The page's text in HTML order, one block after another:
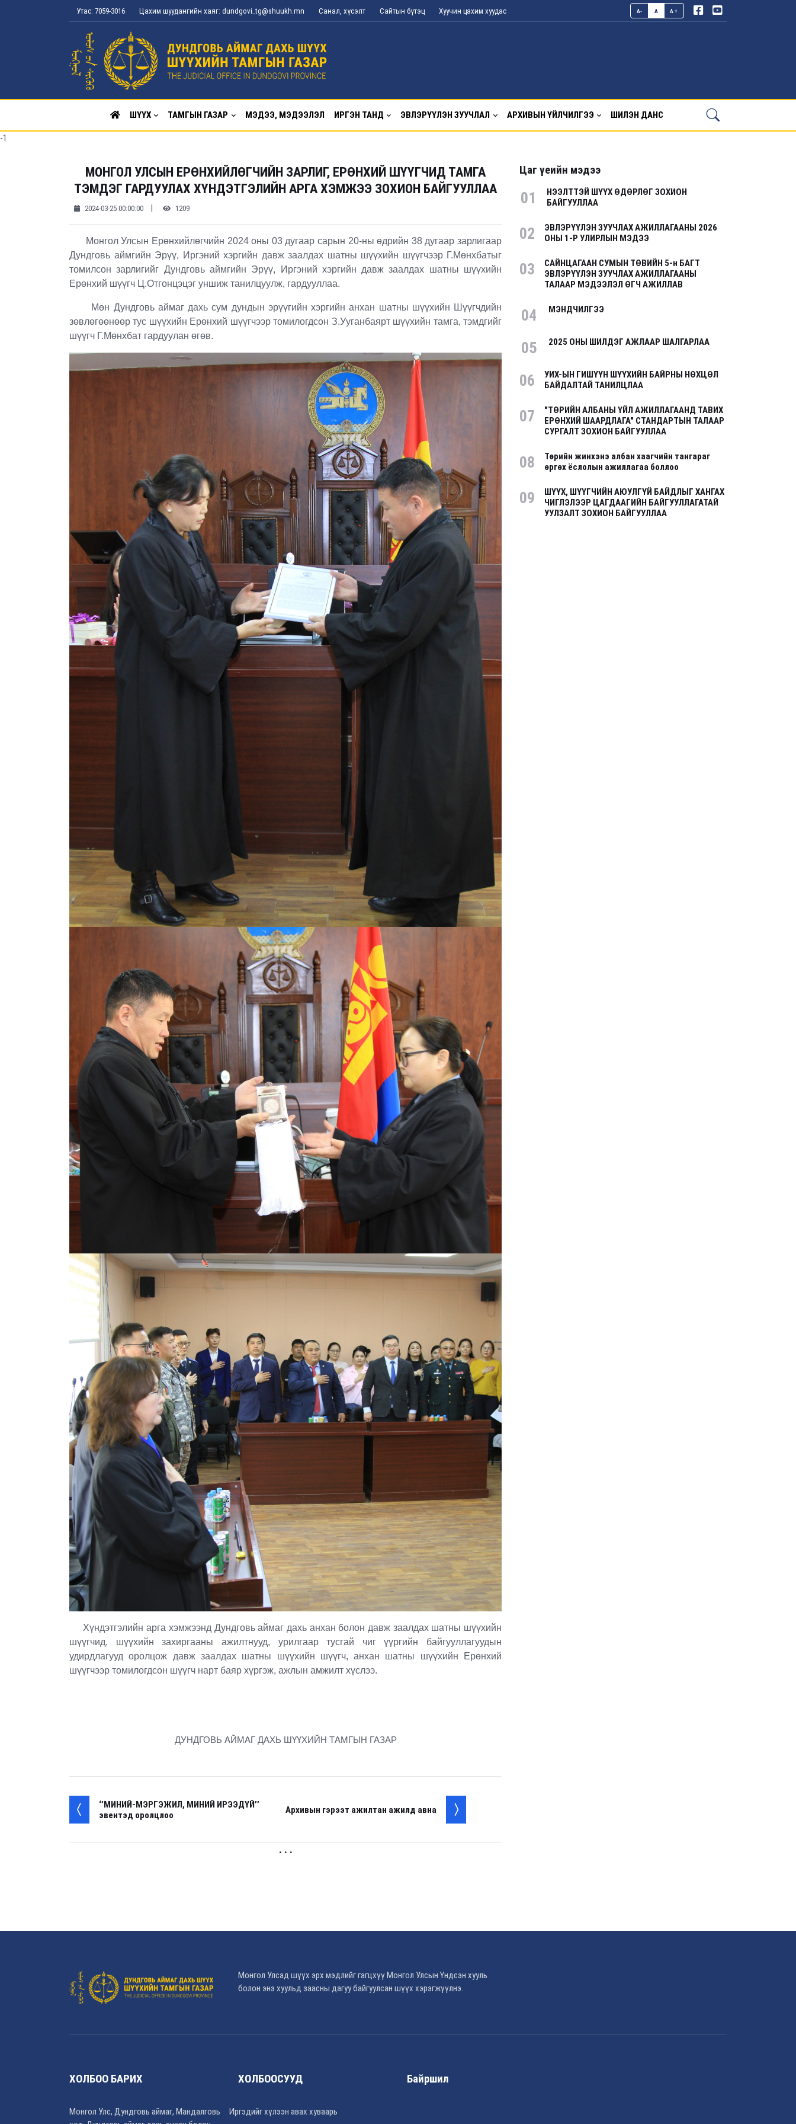
Утас: 7059-3016 Цахим шуудангийн хаяг: dundgovi_tg@shuukh.mn Санал, хүсэлт Сайтын бүтэц Хуучин цахим хуудас A- A A+
ШҮҮХ ТАМГЫН ГАЗАР МЭДЭЭ, МЭДЭЭЛЭЛ ИРГЭН ТАНД ЭВЛЭРҮҮЛЭН ЗУУЧЛАЛ АРХИВЫН ҮЙЛЧИЛГЭЭ ШИЛЭН ДАНС
-1
МОНГОЛ УЛСЫН ЕРӨНХИЙЛӨГЧИЙН ЗАРЛИГ, ЕРӨНХИЙ ШҮҮГЧИД ТАМГА
ТЭМДЭГ ГАРДУУЛАХ ХҮНДЭТГЭЛИЙН АРГА ХЭМЖЭЭ ЗОХИОН БАЙГУУЛЛАА
2024-03-25 00:00:00 | 1209
Монгол Улсын Ерөнхийлөгчийн 2024 оны 03 дугаар сарын 20-ны өдрийн 38 дугаар зарлигаар
Дундговь аймгийн Эрүү, Иргэний хэргийн давж заалдах шатны шүүхийн шүүгчээр Г.Мөнхбатыг
томилсон зарлигийг Дундговь аймгийн Эрүү, Иргэний хэргийн давж заалдах шатны шүүхийн
Ерөнхий шүүгч Ц.Отгонцэцэг уншиж танилцуулж, гардууллаа.
Мөн Дундговь аймаг дахь сум дундын эрүүгийн хэргийн анхан шатны шүүхийн Шүүгчдийн
зөвлөгөөнөөр тус шүүхийн Ерөнхий шүүгчээр томилогдсон З.Ууганбаярт шүүхийн тамга, тэмдгийг
шүүгч Г.Мөнхбат гардуулан өгөв.
Хүндэтгэлийн арга хэмжээнд Дундговь аймаг дахь анхан болон давж заалдах шатны шүүхийн
шүүгчид, шүүхийн захиргааны ажилтнууд, урилгаар тусгай чиг үүргийн байгууллагуудын
удирдлагууд оролцож давж заалдах шатны шүүхийн шүүгч, анхан шатны шүүхийн Ерөнхий
шүүгчээр томилогдсон шүүгч нарт баяр хүргэж, ажлын амжилт хүслээ.
ДУНДГОВЬ АЙМАГ ДАХЬ ШҮҮХИЙН ТАМГЫН ГАЗАР
‘’МИНИЙ-МЭРГЭЖИЛ, МИНИЙ ИРЭЭДҮЙ’’
эвентэд оролцлоо
Архивын гэрээт ажилтан ажилд авна
. . .
Цаг үеийн мэдээ
01
НЭЭЛТТЭЙ ШҮҮХ ӨДӨРЛӨГ ЗОХИОН
БАЙГУУЛЛАА
02
ЭВЛЭРҮҮЛЭН ЗУУЧЛАХ АЖИЛЛАГААНЫ 2026
ОНЫ 1-Р УЛИРЛЫН МЭДЭЭ
03
САЙНЦАГААН СУМЫН ТӨВИЙН 5-н БАГТ
ЭВЛЭРҮҮЛЭН ЗУУЧЛАХ АЖИЛЛАГААНЫ
ТАЛААР МЭДЭЭЛЭЛ ӨГЧ АЖИЛЛАВ
04 МЭНДЧИЛГЭЭ
05 2025 ОНЫ ШИЛДЭГ АЖЛААР ШАЛГАРЛАА
06
УИХ-ЫН ГИШҮҮН ШҮҮХИЙН БАЙРНЫ НӨХЦӨЛ
БАЙДАЛТАЙ ТАНИЛЦЛАА
07
"ТӨРИЙН АЛБАНЫ ҮЙЛ АЖИЛЛАГААНД ТАВИХ
ЕРӨНХИЙ ШААРДЛАГА" СТАНДАРТЫН ТАЛААР
СУРГАЛТ ЗОХИОН БАЙГУУЛЛАА
08
Төрийн жинхэнэ албан хаагчийн тангараг
өргөх ёслолын ажиллагаа боллоо
09
ШҮҮХ, ШҮҮГЧИЙН АЮУЛГҮЙ БАЙДЛЫГ ХАНГАХ
ЧИГЛЭЛЭЭР ЦАГДААГИЙН БАЙГУУЛЛАГАТАЙ
УУЛЗАЛТ ЗОХИОН БАЙГУУЛЛАА
Монгол Улсад шүүх эрх мэдлийг гагцхүү Монгол Улсын Үндсэн хууль
болон энэ хуульд заасны дагуу байгуулсан шүүх хэрэгжүүлнэ.
ХОЛБОО БАРИХ
Монгол Улс, Дундговь аймаг, Мандалговь
ХОЛБООСУУД
Иргэдийг хүлээн авах хуваарь
Байршил